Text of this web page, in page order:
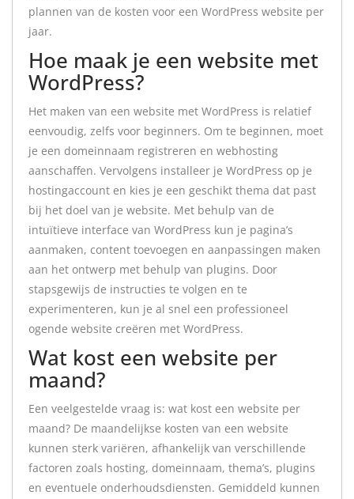
plannen van de kosten voor een WordPress website per
jaar.
Hoe maak je een website met
WordPress?
Het maken van een website met WordPress is relatief
eenvoudig, zelfs voor beginners. Om te beginnen, moet
je een domeinnaam registreren en webhosting
aanschaffen. Vervolgens installeer je WordPress op je
hostingaccount en kies je een geschikt thema dat past
bij het doel van je website. Met behulp van de
intuïtieve interface van WordPress kun je pagina’s
aanmaken, content toevoegen en aanpassingen maken
aan het ontwerp met behulp van plugins. Door
stapsgewijs de instructies te volgen en te
experimenteren, kun je al snel een professioneel
ogende website creëren met WordPress.
Wat kost een website per
maand?
Een veelgestelde vraag is: wat kost een website per
maand? De maandelijkse kosten van een website
kunnen sterk variëren, afhankelijk van verschillende
factoren zoals hosting, domeinnaam, thema’s, plugins
en eventuele onderhoudsdiensten. Gemiddeld kunnen